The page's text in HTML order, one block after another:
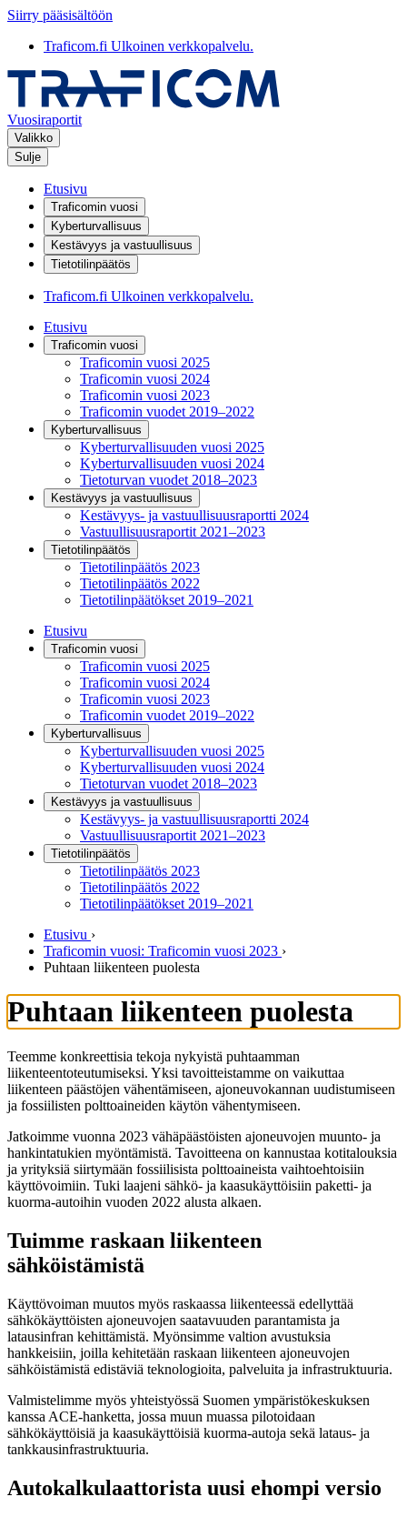
Siirry pääsisältöön
Traficom.fi Ulkoinen verkkopalvelu.
Vuosiraportit
Valikko
Sulje
Etusivu
Traficomin vuosi
Kyberturvallisuus
Kestävyys ja vastuullisuus
Tietotilinpäätös
Traficom.fi Ulkoinen verkkopalvelu.
Etusivu
Traficomin vuosi
Traficomin vuosi 2025
Traficomin vuosi 2024
Traficomin vuosi 2023
Traficomin vuodet 2019–2022
Kyberturvallisuus
Kyberturvallisuuden vuosi 2025
Kyberturvallisuuden vuosi 2024
Tietoturvan vuodet 2018–2023
Kestävyys ja vastuullisuus
Kestävyys- ja vastuullisuusraportti 2024
Vastuullisuusraportit 2021–2023
Tietotilinpäätös
Tietotilinpäätös 2023
Tietotilinpäätös 2022
Tietotilinpäätökset 2019–2021
Etusivu
Traficomin vuosi
Traficomin vuosi 2025
Traficomin vuosi 2024
Traficomin vuosi 2023
Traficomin vuodet 2019–2022
Kyberturvallisuus
Kyberturvallisuuden vuosi 2025
Kyberturvallisuuden vuosi 2024
Tietoturvan vuodet 2018–2023
Kestävyys ja vastuullisuus
Kestävyys- ja vastuullisuusraportti 2024
Vastuullisuusraportit 2021–2023
Tietotilinpäätös
Tietotilinpäätös 2023
Tietotilinpäätös 2022
Tietotilinpäätökset 2019–2021
Etusivu ›
Traficomin vuosi: Traficomin vuosi 2023 ›
Puhtaan liikenteen puolesta
Puhtaan liikenteen puolesta
Teemme konkreettisia tekoja nykyistä puhtaamman
liikenteentoteutumiseksi. Yksi tavoitteistamme on vaikuttaa
liikenteen päästöjen vähentämiseen, ajoneuvokannan uudistumiseen
ja fossiilisten polttoaineiden käytön vähentymiseen.
Jatkoimme vuonna 2023 vähäpäästöisten ajoneuvojen muunto- ja
hankintatukien myöntämistä. Tavoitteena on kannustaa kotitalouksia
ja yrityksiä siirtymään fossiilisista polttoaineista vaihtoehtoisiin
käyttövoimiin. Tuki laajeni sähkö- ja kaasukäyttöisiin paketti- ja
kuorma-autoihin vuoden 2022 alusta alkaen.
Tuimme raskaan liikenteen
sähköistämistä
Käyttövoiman muutos myös raskaassa liikenteessä edellyttää
sähkökäyttöisten ajoneuvojen saatavuuden parantamista ja
latausinfran kehittämistä. Myönsimme valtion avustuksia
hankkeisiin, joilla kehitetään raskaan liikenteen ajoneuvojen
sähköistämistä edistäviä teknologioita, palveluita ja infrastruktuuria.
Valmistelimme myös yhteistyössä Suomen ympäristökeskuksen
kanssa ACE-hanketta, jossa muun muassa pilotoidaan
sähkökäyttöisiä ja kaasukäyttöisiä kuorma-autoja sekä lataus- ja
tankkausinfrastruktuuria.
Autokalkulaattorista uusi ehompi versio